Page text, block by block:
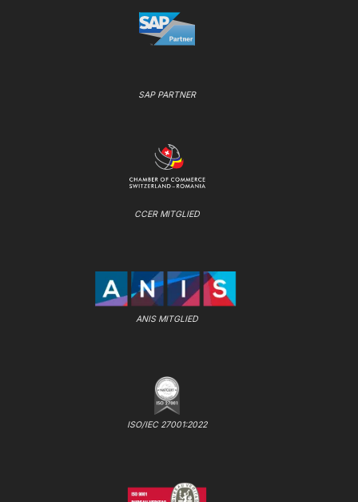
SAP PARTNER
CCER MITGLIED
ANIS MITGLIED
ISO/IEC 27001:2022